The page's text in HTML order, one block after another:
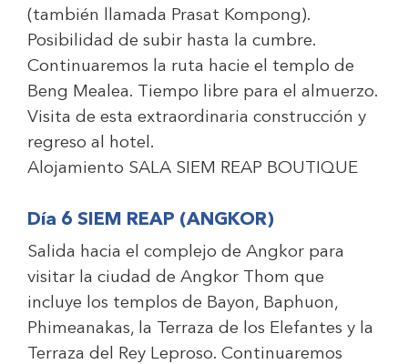
(también llamada Prasat Kompong).
Posibilidad de subir hasta la cumbre.
Continuaremos la ruta hacie el templo de
Beng Mealea. Tiempo libre para el almuerzo.
Visita de esta extraordinaria construcción y
regreso al hotel.
Alojamiento SALA SIEM REAP BOUTIQUE
Día 6 SIEM REAP (ANGKOR)
Salida hacia el complejo de Angkor para
visitar la ciudad de Angkor Thom que
incluye los templos de Bayon, Baphuon,
Phimeanakas, la Terraza de los Elefantes y la
Terraza del Rey Leproso. Continuaremos